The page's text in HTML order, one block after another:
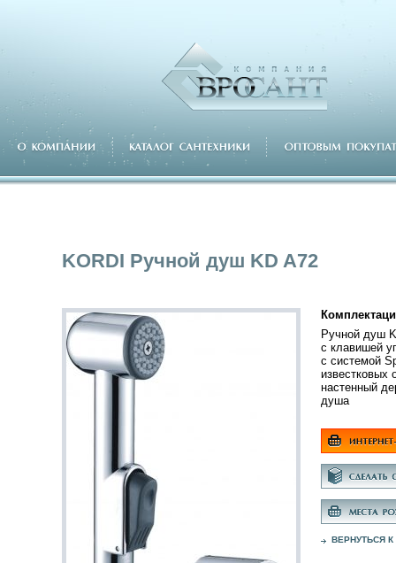
KORDI Ручной душ KD A72
Ручной душ
с клавишей
с системой
известковых
настенный
душа
ВЕРНУТЬСЯ К